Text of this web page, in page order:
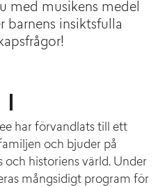
med musikens medel
barnens insiktsfulla
har förvandlats till ett
och bjuder på
och historiens värld. Under
mångsidigt program för